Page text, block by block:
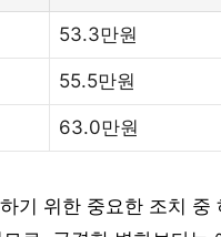
53.3만원
55.5만원
63.0만원
기 위한 중요한 조치 중